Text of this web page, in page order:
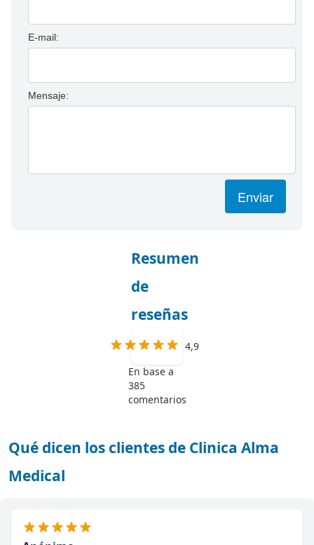
E-mail:
Mensaje:
Enviar
Resumen
de
reseñas
4,9
En base a
385
comentarios
Qué dicen los clientes de Clinica Alma
Medical